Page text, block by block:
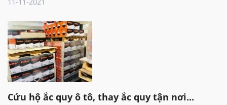
Cứu hộ ắc quy ô tô, thay ắc quy tận nơi...